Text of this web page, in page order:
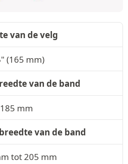
van de velg
(165 mm)
van de band
185 mm
van de band
tot 205 mm